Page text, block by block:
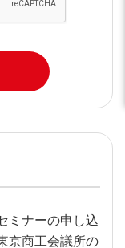
ミナーの申し込
京商工会議所の